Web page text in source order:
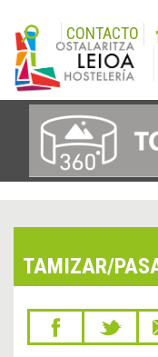
CONTACTO
TAMIZAR/